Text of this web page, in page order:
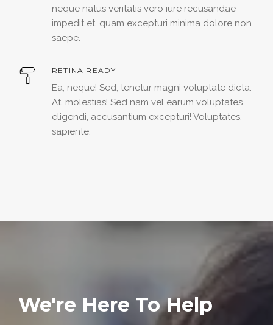
neque natus veritatis vero iure recusandae
impedit et, quam excepturi minima dolore non
saepe.
RETINA READY
Ea, neque! Sed, tenetur magni voluptate dicta.
At, molestias! Sed nam vel earum voluptates
eligendi, accusantium excepturi! Voluptates,
sapiente.
We're Here To Help